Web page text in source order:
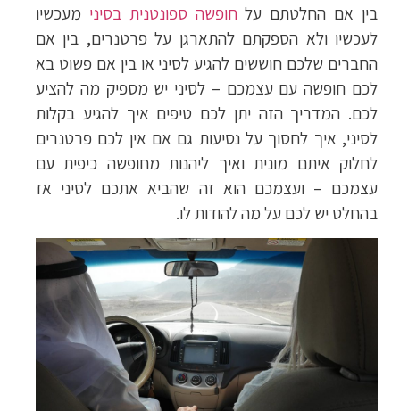
בין אם החלטתם עלחופשה ספונטנית בסיני מעכשיו
לעכשיו ולא הספקתם להתארגן על פרטנרים, בין אם
החברים שלכם חוששים להגיע לסיני או בין אם פשוט בא
לכם חופשה עם עצמכם – לסיני יש מספיק מה להציע
לכם. המדריך הזה יתן לכם טיפים איך להגיע בקלות
לסיני, איך לחסוך על נסיעות גם אם אין לכם פרטנרים
לחלוק איתם מונית ואיך ליהנות מחופשה כיפית עם
עצמכם – ועצמכם הוא זה שהביא אתכם לסיני אז
בהחלט יש לכם על מה להודות לו.